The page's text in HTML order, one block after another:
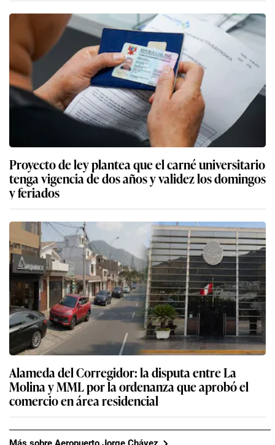
Proyecto de ley plantea que el carné universitario
tenga vigencia de dos años y validez los domingos
y feriados
Alameda del Corregidor: la disputa entre La
Molina y MML por la ordenanza que aprobó el
comercio en área residencial